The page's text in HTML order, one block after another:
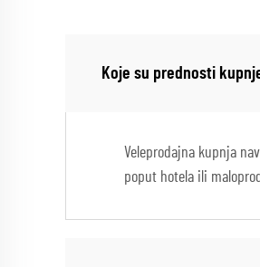
Koje su prednosti
Veleprodajna kupnja
poput hotela ili